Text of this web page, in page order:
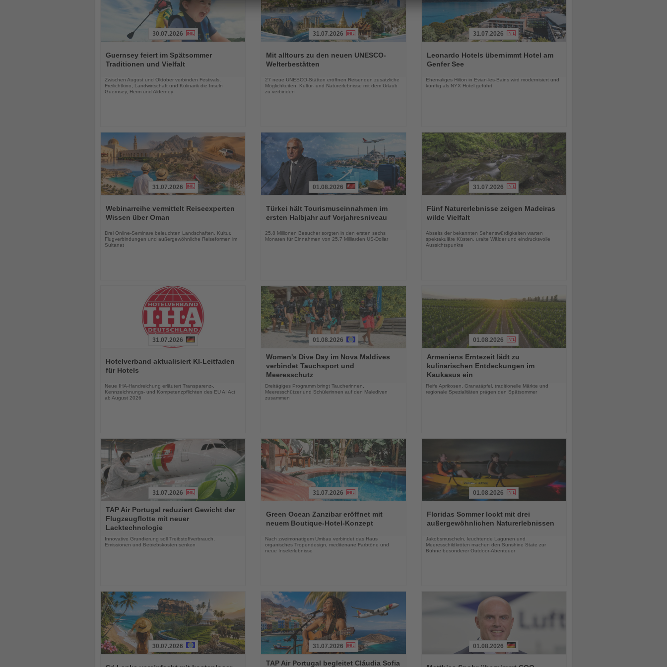
Sie
die
30.07.2026
Guernsey feiert im Spätsommer
Traditionen und Vielfalt
Zwischen August und Oktober verbinden Festivals,
Freilichtkino, Landwirtschaft und Kulinarik die Inseln
Guernsey, Herm und Alderney
Sie
die
31.07.2026
Mit alltours zu den neuen UNESCO-
Welterbestätten
27 neue UNESCO-Stätten eröffnen Reisenden zusätzliche
Möglichkeiten, Kultur- und Naturerlebnisse mit dem Urlaub
zu verbinden
Sie
die
31.07.2026
Leonardo Hotels übernimmt Hotel am
Genfer See
Ehemaliges Hilton in Evian-les-Bains wird modernisiert und
künftig als NYX Hotel geführt
Sie
die
31.07.2026
Webinarreihe vermittelt Reiseexperten
Wissen über Oman
Drei Online-Seminare beleuchten Landschaften, Kultur,
Flugverbindungen und außergewöhnliche Reiseformen im
Sultanat
Sie
die
01.08.2026
Türkei hält Tourismuseinnahmen im
ersten Halbjahr auf Vorjahresniveau
25,8 Millionen Besucher sorgten in den ersten sechs
Monaten für Einnahmen von 25,7 Milliarden US-Dollar
Sie
die
31.07.2026
Fünf Naturerlebnisse zeigen Madeiras
wilde Vielfalt
Abseits der bekannten Sehenswürdigkeiten warten
spektakuläre Küsten, uralte Wälder und eindrucksvolle
Aussichtspunkte
Sie
die
31.07.2026
Hotelverband aktualisiert KI-Leitfaden
für Hotels
Neue IHA-Handreichung erläutert Transparenz-,
Kennzeichnungs- und Kompetenzpflichten des EU AI Act
ab August 2026
Sie
die
Nachrichten
01.08.2026
Women's Dive Day im Nova Maldives
verbindet Tauchsport und
Meeresschutz
Dreitägiges Programm bringt Taucherinnen,
Meeresschützer und Schülerinnen auf den Malediven
zusammen
Sie
die
Nachrichten
01.08.2026
Armeniens Erntezeit lädt zu
kulinarischen Entdeckungen im
Kaukasus ein
Reife Aprikosen, Granatäpfel, traditionelle Märkte und
regionale Spezialitäten prägen den Spätsommer
Sie
die
Nachrichten
31.07.2026
TAP Air Portugal reduziert Gewicht der
Flugzeugflotte mit neuer
Lacktechnologie
Innovative Grundierung soll Treibstoffverbrauch,
Emissionen und Betriebskosten senken
Sie
die
31.07.2026
Green Ocean Zanzibar eröffnet mit
neuem Boutique-Hotel-Konzept
Nach zweimonatigem Umbau verbindet das Haus
organisches Tropendesign, mediterrane Farbtöne und
neue Inselerlebnisse
Sie
die
Nachrichten
01.08.2026
Floridas Sommer lockt mit drei
außergewöhnlichen Naturerlebnissen
Jakobsmuscheln, leuchtende Lagunen und
Meeresschildkröten machen den Sunshine State zur
Bühne besonderer Outdoor-Abenteuer
30.07.2026 31.07.2026
TAP Air Portugal begleitet Cláudia Sofia
01.08.2026